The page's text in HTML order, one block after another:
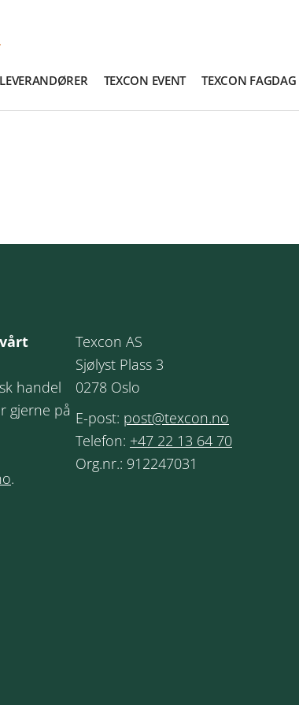
LEVERANDØRER TEXCON EVENT TEXCON FAGDAG
handel
gjerne på
.
Texcon AS
Sjølyst Plass 3
0278 Oslo
E-post: post@texcon.no
Telefon: +47 22 13 64 70
Org.nr.: 912247031